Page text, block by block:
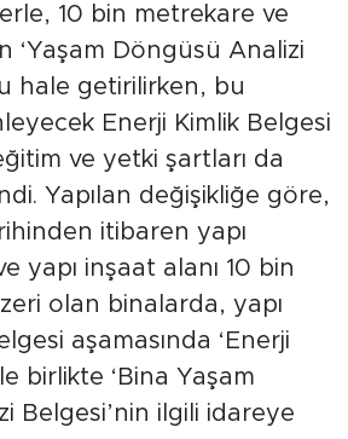
10 bin metrekare ve
‘Yaşam Döngüsü Analizi
hale getirilirken, bu
Enerji Kimlik Belgesi
ve yetki şartları da
Yapılan değişikliğe göre,
itibaren yapı
yapı inşaat alanı 10 bin
olan binalarda, yapı
aşamasında ‘Enerji
birlikte ‘Bina Yaşam
Belgesi’nin ilgili idareye